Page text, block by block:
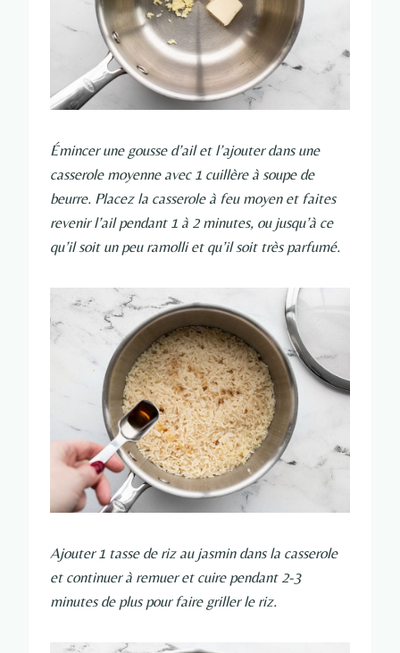
Émincer une gousse d’ail et l’ajouter dans une
casserole moyenne avec 1 cuillère à soupe de
beurre. Placez la casserole à feu moyen et faites
revenir l’ail pendant 1 à 2 minutes, ou jusqu’à ce
qu’il soit un peu ramolli et qu’il soit très parfumé.
Ajouter 1 tasse de riz au jasmin dans la casserole
et continuer à remuer et cuire pendant 2-3
minutes de plus pour faire griller le riz.